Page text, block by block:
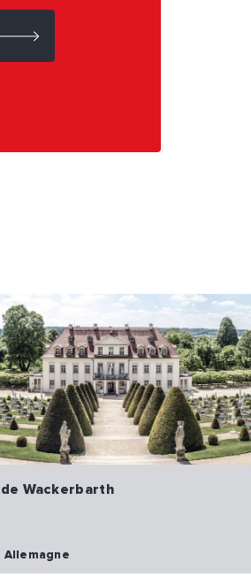
Wackerbarth
Allemagne